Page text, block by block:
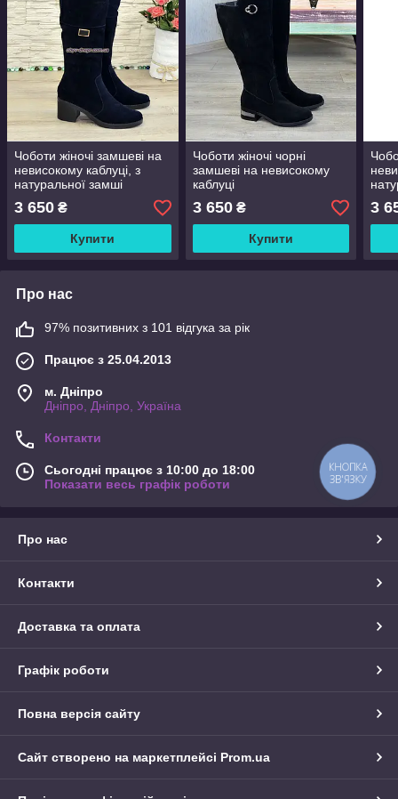
Чоботи жіночі замшеві на
невисокому каблуці, з
натуральної замші
3 650 ₴
Купити
Чоботи жіночі чорні
замшеві на невисокому
каблуці
3 650₴
Купити
3
Про нас
97% позитивних з 101 відгука за рік
Працює з 25.04.2013
м. Дніпро
Дніпро, Дніпро, Україна
Контакти
Сьогодні працює з 10:00 до 18:00
Показати весь графік роботи
Про нас
Контакти
Доставка та оплата
Графік роботи
Повна версія сайту
Сайт створено на маркетплейсі Prom.ua
КНОПКА
ЗВ'ЯЗКУ